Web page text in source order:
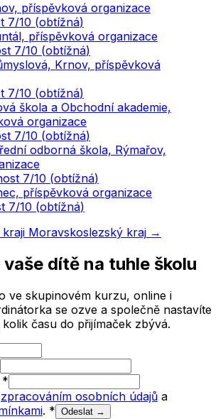
příspěvková organizace
7/10 (obtížná)
příspěvková organizace
7/10 (obtížná)
Krnov, příspěvková
7/10 (obtížná)
škola a Obchodní akademie,
organizace
7/10 (obtížná)
odborná škola, Rýmařov,
7/10 (obtížná)
příspěvková organizace
7/10 (obtížná)
Moravskoslezský kraj →
dítě na tuhle školu
ve skupinovém kurzu, online i
se ozve a společně nastavíte
času do přijímaček zbývá.
*
zpracováním osobních údajů a
. * Odeslat →